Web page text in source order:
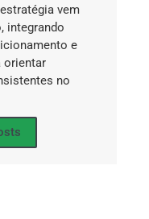
vem
integrando
e
orientar
no